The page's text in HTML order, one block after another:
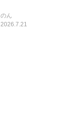
のん
2026.7.21